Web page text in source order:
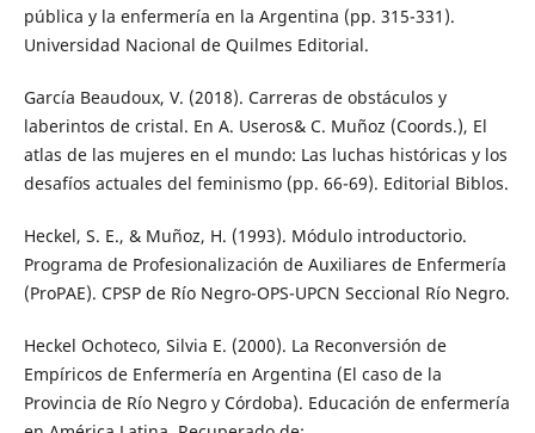
pública y la enfermería en la Argentina (pp. 315-331).
Universidad Nacional de Quilmes Editorial.
García Beaudoux, V. (2018). Carreras de obstáculos y
laberintos de cristal. En A. Useros& C. Muñoz (Coords.), El
atlas de las mujeres en el mundo: Las luchas históricas y los
desafíos actuales del feminismo (pp. 66-69). Editorial Biblos.
Heckel, S. E., & Muñoz, H. (1993). Módulo introductorio.
Programa de Profesionalización de Auxiliares de Enfermería
(ProPAE). CPSP de Río Negro-OPS-UPCN Seccional Río Negro.
Heckel Ochoteco, Silvia E. (2000). La Reconversión de
Empíricos de Enfermería en Argentina (El caso de la
Provincia de Río Negro y Córdoba). Educación de enfermería